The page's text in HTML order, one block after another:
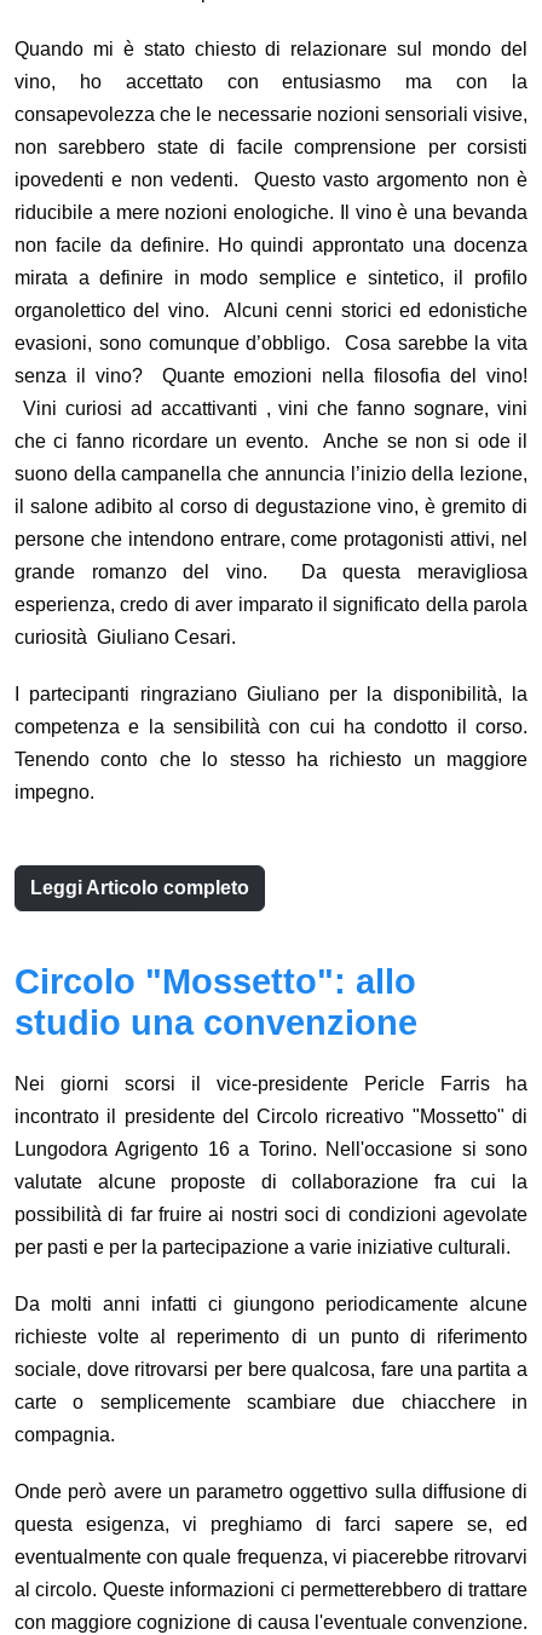
Quando mi è stato chiesto di relazionare sul mondo del
vino, ho accettato con entusiasmo ma con la
consapevolezza che le necessarie nozioni sensoriali visive,
non sarebbero state di facile comprensione per corsisti
ipovedenti e non vedenti. Questo vasto argomento non è
riducibile a mere nozioni enologiche. Il vino è una bevanda
non facile da definire. Ho quindi approntato una docenza
mirata a definire in modo semplice e sintetico, il profilo
organolettico del vino. Alcuni cenni storici ed edonistiche
evasioni, sono comunque d’obbligo. Cosa sarebbe la vita
senza il vino? Quante emozioni nella filosofia del vino!
Vini curiosi ad accattivanti , vini che fanno sognare, vini
che ci fanno ricordare un evento. Anche se non si ode il
suono della campanella che annuncia l’inizio della lezione,
il salone adibito al corso di degustazione vino, è gremito di
persone che intendono entrare, come protagonisti attivi, nel
grande romanzo del vino. Da questa meravigliosa
esperienza, credo di aver imparato il significato della parola
curiosità Giuliano Cesari.
I partecipanti ringraziano Giuliano per la disponibilità, la
competenza e la sensibilità con cui ha condotto il corso.
Tenendo conto che lo stesso ha richiesto un maggiore
impegno.
Leggi Articolo completo
Circolo "Mossetto": allo
studio una convenzione
Nei giorni scorsi il vice-presidente Pericle Farris ha
incontrato il presidente del Circolo ricreativo "Mossetto" di
Lungodora Agrigento 16 a Torino. Nell'occasione si sono
valutate alcune proposte di collaborazione fra cui la
possibilità di far fruire ai nostri soci di condizioni agevolate
per pasti e per la partecipazione a varie iniziative culturali.
Da molti anni infatti ci giungono periodicamente alcune
richieste volte al reperimento di un punto di riferimento
sociale, dove ritrovarsi per bere qualcosa, fare una partita a
carte o semplicemente scambiare due chiacchere in
compagnia.
Onde però avere un parametro oggettivo sulla diffusione di
questa esigenza, vi preghiamo di farci sapere se, ed
eventualmente con quale frequenza, vi piacerebbe ritrovarvi
al circolo. Queste informazioni ci permetterebbero di trattare
con maggiore cognizione di causa l'eventuale convenzione.